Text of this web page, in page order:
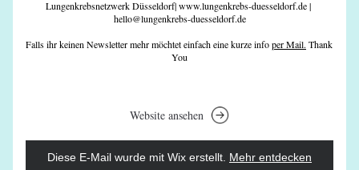
hello@lungenkrebs-duesseldorf.de
Falls ihr keinen Newsletter mehr möchtet einfach eine kurze info per Mail. Thank
You
Website ansehen
Diese E-Mail wurde mit Wix erstellt. Mehr entdecken